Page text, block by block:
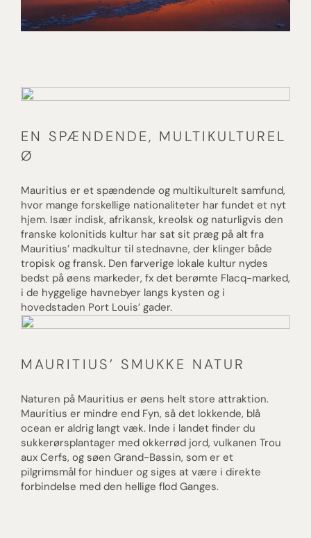
[ LÆS MERE ]
EN SPÆNDENDE, MULTIKULTUREL
Ø
Mauritius er et spændende og multikulturelt samfund,
hvor mange forskellige nationaliteter har fundet et nyt
hjem. Især indisk, afrikansk, kreolsk og naturligvis den
franske kolonitids kultur har sat sit præg på alt fra
Mauritius’ madkultur til stednavne, der klinger både
tropisk og fransk. Den farverige lokale kultur nydes
bedst på øens markeder, fx det berømte Flacq-marked,
i de hyggelige havnebyer langs kysten og i
hovedstaden Port Louis’ gader.
MAURITIUS’ SMUKKE NATUR
Naturen på Mauritius er øens helt store attraktion.
Mauritius er mindre end Fyn, så det lokkende, blå
ocean er aldrig langt væk. Inde i landet finder du
sukkerørsplantager med okkerrød jord, vulkanen Trou
aux Cerfs, og søen Grand-Bassin, som er et
pilgrimsmål for hinduer og siges at være i direkte
forbindelse med den hellige flod Ganges.